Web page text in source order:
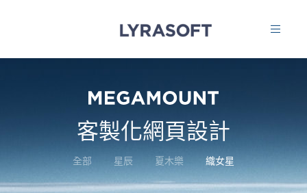
客製化網頁設計
全部 星辰 夏木樂 織女星